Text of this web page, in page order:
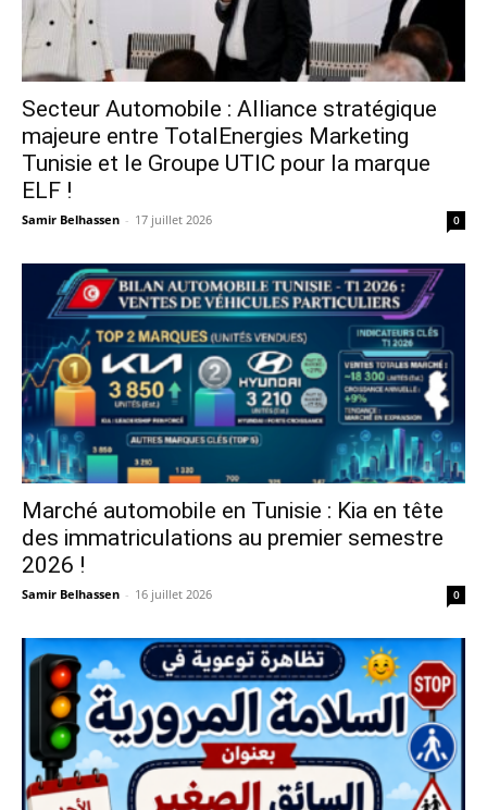
Secteur Automobile : Alliance stratégique
majeure entre TotalEnergies Marketing
Tunisie et le Groupe UTIC pour la marque
ELF !
Samir Belhassen - 17 juillet 2026 0
Marché automobile en Tunisie : Kia en tête
des immatriculations au premier semestre
2026 !
Samir Belhassen - 16 juillet 2026 0